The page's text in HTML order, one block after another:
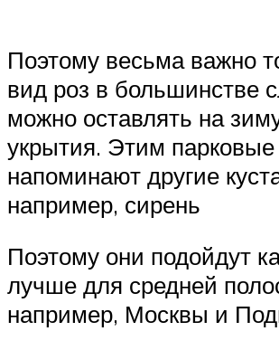
Поэтому весьма важно
вид роз в большинстве
можно оставлять на
укрытия. Этим
напоминают другие
например, сирень
Поэтому они подойдут
лучше для средней
например, Москвы и